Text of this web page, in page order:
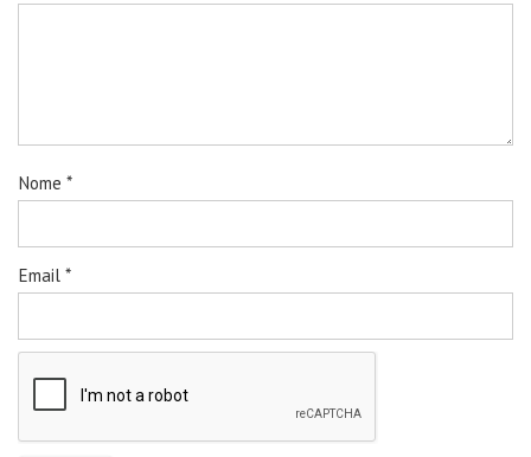
Nome *
Email *